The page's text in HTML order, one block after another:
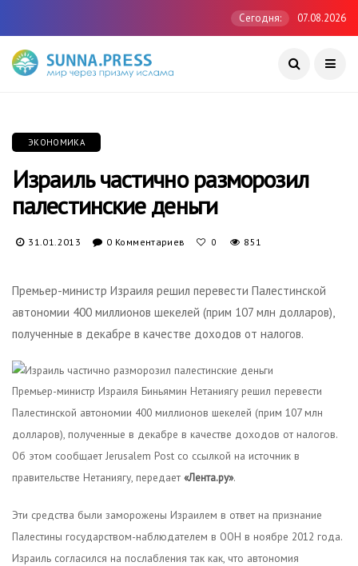
Сегодня: 07.08.2026
ЭКОНОМИКА
Израиль частично разморозил
палестинские деньги
31.01.2013 0 Комментариев 0 851
Премьер-министр Израиля решил перевести Палестинской
автономии 400 миллионов шекелей (прим 107 млн долларов),
полученные в декабре в качестве доходов от налогов.
Премьер-министр Израиля Биньямин Нетаниягу решил перевести
Палестинской автономии 400 миллионов шекелей (прим 107 млн
долларов), полученные в декабре в качестве доходов от налогов.
Об этом сообщает Jerusalem Post со ссылкой на источник в
правительстве Нетаниягу, передает «Лента.ру».
Эти средства были заморожены Израилем в ответ на признание
Палестины государством-наблюдателем в ООН в ноябре 2012 года.
Израиль согласился на послабления так как, что автономия